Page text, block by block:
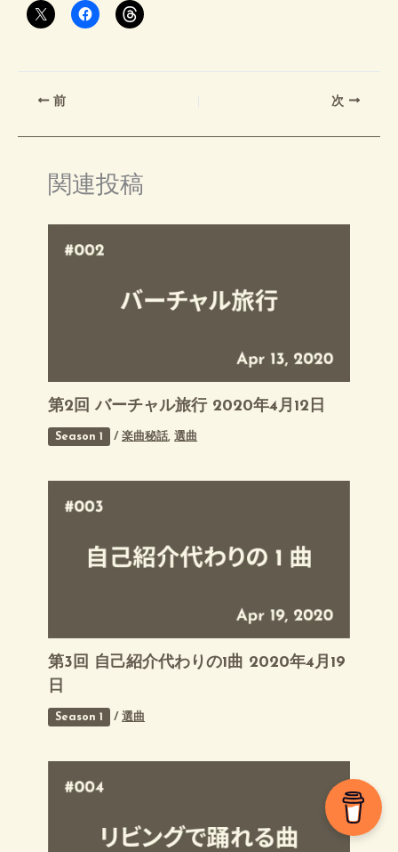
前 次
関連投稿
第2回 バーチャル旅行 2020年4月12日
Season 1 /楽曲秘話,選曲
第3回 自己紹介代わりの1曲 2020年4月19
日
Season 1 /選曲